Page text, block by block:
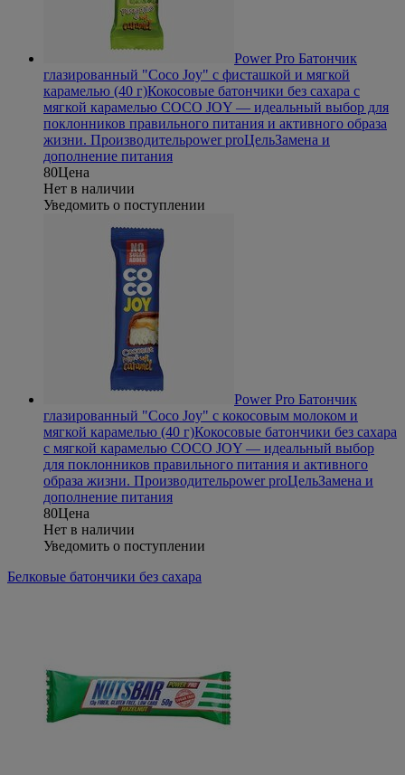
Power Pro Батончик
глазированный "Coco Joy" с фисташкой и мягкой
карамелью (40 г)Кокосовые батончики без сахара с
мягкой карамелью COCO JOY — идеальный выбор для
поклонников правильного питания и активного образа
жизни. Производительpower proЦельЗамена и
дополнение питания
80Цена
Нет в наличии
Уведомить о поступлении
Power Pro Батончик
глазированный "Coco Joy" с кокосовым молоком и
мягкой карамелью (40 г)Кокосовые батончики без сахара
с мягкой карамелью COCO JOY — идеальный выбор
для поклонников правильного питания и активного
образа жизни. Производительpower proЦельЗамена и
дополнение питания
80Цена
Нет в наличии
Уведомить о поступлении
Белковые батончики без сахара